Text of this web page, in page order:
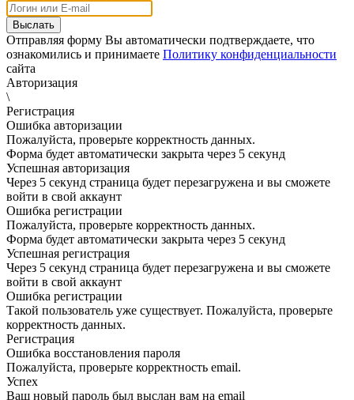
Отправляя форму Вы автоматически подтверждаете, что
ознакомились и принимаете Политику конфиденциальности
сайта
Авторизация
\
Регистрация
Ошибка авторизации
Пожалуйста, проверьте корректность данных.
Форма будет автоматически закрыта через 5 секунд
Успешная авторизация
Через 5 секунд страница будет перезагружена и вы сможете
войти в свой аккаунт
Ошибка регистрации
Пожалуйста, проверьте корректность данных.
Форма будет автоматически закрыта через 5 секунд
Успешная регистрация
Через 5 секунд страница будет перезагружена и вы сможете
войти в свой аккаунт
Ошибка регистрации
Такой пользователь уже существует. Пожалуйста, проверьте
корректность данных.
Регистрация
Ошибка восстановления пароля
Пожалуйста, проверьте корректность email.
Успех
Ваш новый пароль был выслан вам на email